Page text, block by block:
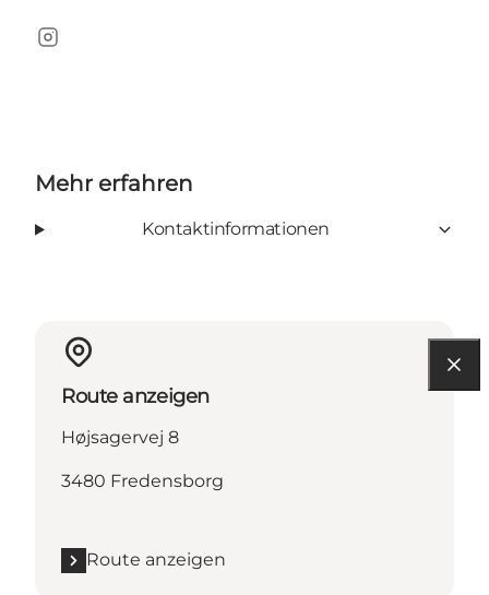
Instagram
Mehr erfahren
Kontaktinformationen
Route anzeigen
Højsagervej 8
3480 Fredensborg
Route anzeigen